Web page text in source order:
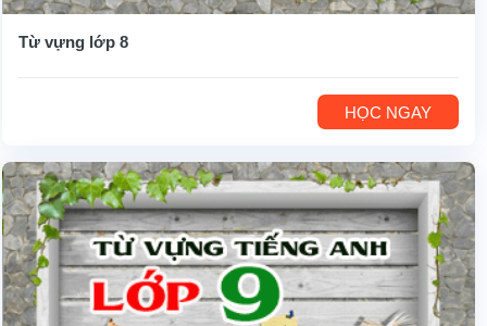
Từ vựng lớp 8
HỌC NGAY